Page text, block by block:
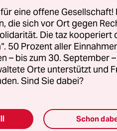
(CSU) rief ihn an.
und Migration
danach.
womit seine
Häfen für Schiffe,
wie die
„Aquarius“
eine offene Gesellschaft!
die sich vor Ort gegen
Die taz kooperiert
50 Prozent aller
– bis zum 30. September
Orte unterstützt und
Sind Sie dabei?
Schon